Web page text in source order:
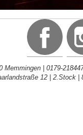
Memmingen | 0179-
12 | 2.Stock |